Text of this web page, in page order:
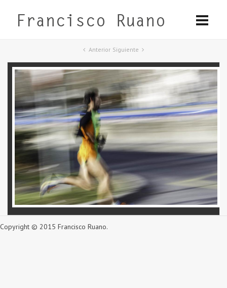
Anterior Siguiente
Copyright © 2015 Francisco Ruano.